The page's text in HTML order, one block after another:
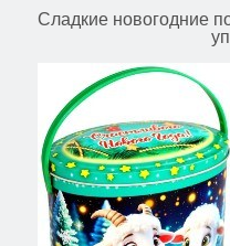
Сладкие новогодние